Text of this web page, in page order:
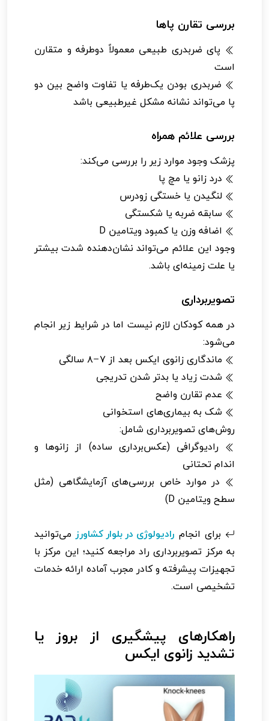
بررسی تقارن پاها
پای ضربدری طبیعی معمولاً دوطرفه و متقارن
است
ضربدری بودن یک‌طرفه یا تفاوت واضح بین دو
پا می‌تواند نشانه مشکل غیرطبیعی باشد
بررسی علائم همراه
پزشک وجود موارد زیر را بررسی می‌کند:
درد زانو یا مچ پا
لنگیدن یا خستگی زودرس
سابقه ضربه یا شکستگی
اضافه وزن یا کمبود ویتامین D
وجود این علائم می‌تواند نشان‌دهنده شدت بیشتر
یا علت زمینه‌ای باشد.
تصویربرداری
در همه کودکان لازم نیست اما در شرایط زیر انجام
می‌شود:
ماندگاری زانوی ایکس بعد از ۷–۸ سالگی
شدت زیاد یا بدتر شدن تدریجی
عدم تقارن واضح
شک به بیماری‌های استخوانی
روش‌های تصویربرداری شامل:
رادیوگرافی (عکس‌برداری ساده) از زانوها و
اندام تحتانی
در موارد خاص بررسی‌های آزمایشگاهی (مثل
سطح ویتامین D)
برای انجام رادیولوژی در بلوار کشاورزمی‌توانید
به مرکز تصویربرداری راد مراجعه کنید؛ این مرکز با
تجهیزات پیشرفته و کادر مجرب آماده ارائه خدمات
تشخیصی است.
راهکارهای پیشگیری از بروز یا
تشدید زانوی ایکس